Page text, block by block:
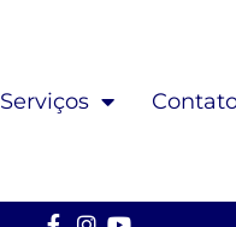
Serviços